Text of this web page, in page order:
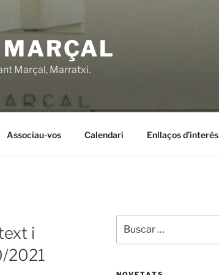
Marçal, Marratxi.
Associau-vos Calendari Enllaços d’interés
i
2021
por: